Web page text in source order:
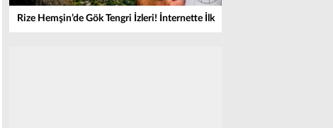
Rize Hemşin’de Gök Tengri İzleri! İnternette İlk